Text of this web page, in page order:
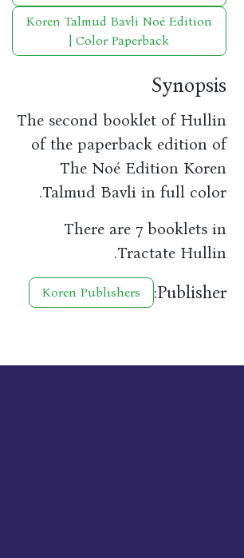
Koren Talmud Bavli Noé Edition
| Color Paperback
Synopsis
The second booklet of Hullin
of the paperback edition of
The Noé Edition Koren
Talmud Bavli in full color.
There are 7 booklets in
Tractate Hullin.
Publisher:
Koren Publishers